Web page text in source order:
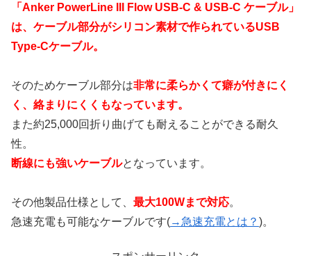
「Anker PowerLine III Flow USB-C & USB-C ケーブル」
は、ケーブル部分がシリコン素材で作られているUSB
Type-Cケーブル。
そのためケーブル部分は非常に柔らかくて癖が付きにく
く、絡まりにくくもなっています。
また約25,000回折り曲げても耐えることができる耐久
性。
断線にも強いケーブルとなっています。
その他製品仕様として、 最大100Wまで対応。
急速充電も可能なケーブルです(→急速充電とは？ )。